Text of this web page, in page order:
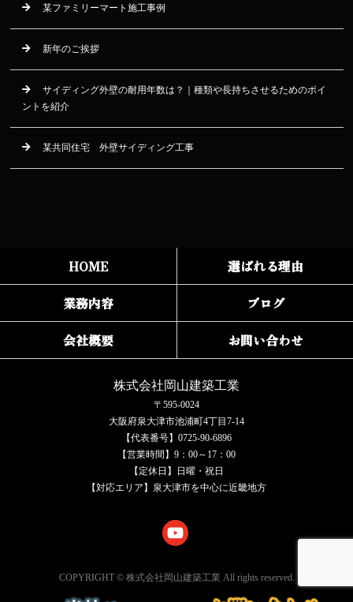
某ファミリーマート施工事例
新年のご挨拶
サイディング外壁の耐用年数は？｜種類や長持ちさせるためのポイ
ントを紹介
某共同住宅 外壁サイディング工事
HOME
選ばれる理由
業務内容
ブログ
会社概要
お問い合わせ
株式会社岡山建築工業
〒595-0024
大阪府泉大津市池浦町4丁目7-14
【代表番号】0725-90-6896
【営業時間】9：00～17：00
【定休日】日曜・祝日
【対応エリア】泉大津市を中心に近畿地方
COPYRIGHT © 株式会社岡山建築工業 All rights reserved.